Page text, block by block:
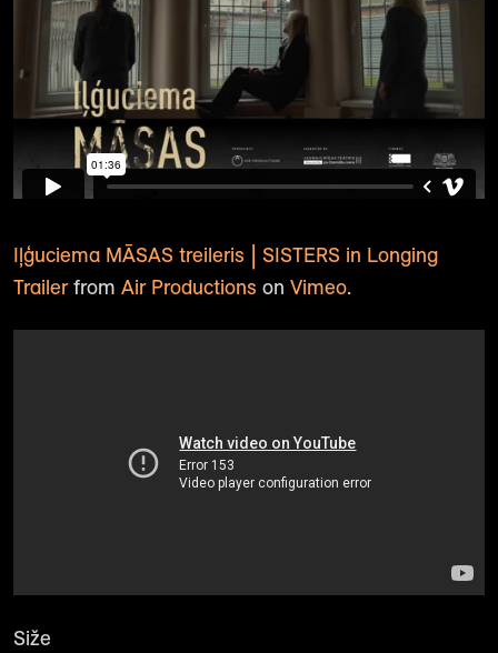
Iļģuciema MĀSAS treileris | SISTERS in Longing
Trailerfrom Air Productions on Vimeo.
Siže